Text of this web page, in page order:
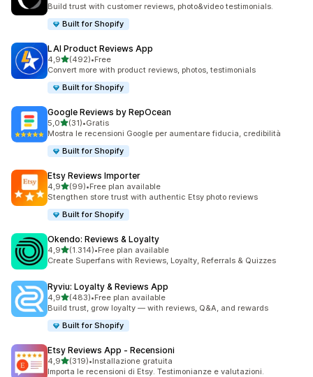
Build trust with customer reviews, photo&video testimonials.
Built for Shopify
LAI Product Reviews App
4,9stelle su 5
(492)
492 recensioni totali
•Free
Convert more with product reviews, photos, testimonials
Built for Shopify
Google Reviews by RepOcean
5,0stelle su 5
(31)
31 recensioni totali
•Gratis
Mostra le recensioni Google per aumentare fiducia, credibilità
Built for Shopify
Etsy Reviews Importer
4,9stelle su 5
(99)
99 recensioni totali
•Free plan available
Stengthen store trust with authentic Etsy photo reviews
Built for Shopify
Okendo: Reviews & Loyalty
4,9stelle su 5
(1.314)
1314 recensioni totali
•Free plan available
Create Superfans with Reviews, Loyalty, Referrals & Quizzes
Ryviu: Loyalty & Reviews App
4,9stelle su 5
(483)
483 recensioni totali
•Free plan available
Build trust, grow loyalty — with reviews, Q&A, and rewards
Built for Shopify
Etsy Reviews App ‑ Recensioni
4,9stelle su 5
(319)
319 recensioni totali
•Installazione gratuita
Importa le recensioni di Etsy. Testimonianze e valutazioni.